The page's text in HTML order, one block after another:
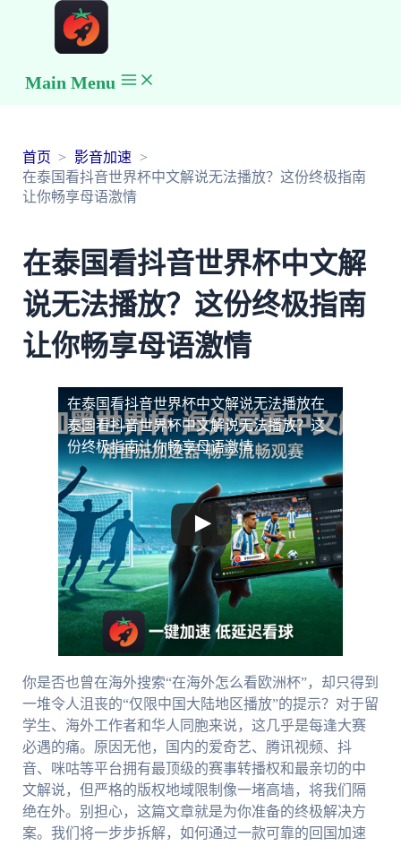
Main Menu
首页
影音加速
在泰国看抖音世界杯中文解说无法播放？这份终极指南
让你畅享母语激情
在泰国看抖音世界杯中文解
说无法播放？这份终极指南
让你畅享母语激情
在泰国看抖音世界杯中文解说无法播放在
泰国看抖音世界杯中文解说无法播放？这
份终极指南让你畅享母语激情
你是否也曾在海外搜索“在海外怎么看欧洲杯”，却只得到
一堆令人沮丧的“仅限中国大陆地区播放”的提示？对于留
学生、海外工作者和华人同胞来说，这几乎是每逢大赛
必遇的痛。原因无他，国内的爱奇艺、腾讯视频、抖
音、咪咕等平台拥有最顶级的赛事转播权和最亲切的中
文解说，但严格的版权地域限制像一堵高墙，将我们隔
绝在外。别担心，这篇文章就是为你准备的终极解决方
案。我们将一步步拆解，如何通过一款可靠的回国加速